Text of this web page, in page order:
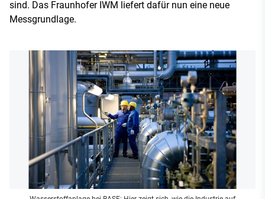
sind. Das Fraunhofer IWM liefert dafür nun eine neue
Messgrundlage.